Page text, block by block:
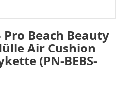
Pro Beach Beauty
Air Cushion
(PN-BEBS-